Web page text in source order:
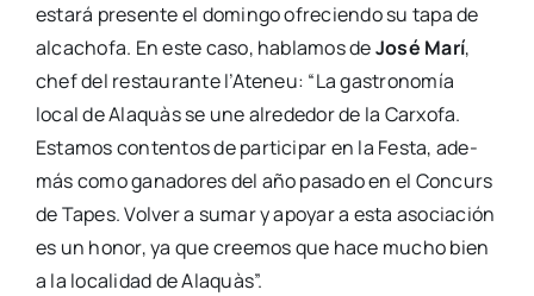
esta­rá pre­sen­te el domin­go ofre­cien­do su tapa de
alca­cho­fa. En este caso, habla­mos deJosé Marí,
chef del res­tau­ran­te l’Ateneu: “La gas­tro­no­mía
local de Ala­quàs se une alre­de­dor de la Car­xo­fa.
Esta­mos con­ten­tos de par­ti­ci­par en la Fes­ta, ade­
más como gana­do­res del año pasa­do en el Con­curs
de Tapes. Vol­ver a sumar y apo­yar a esta aso­cia­ción
es un honor, ya que cree­mos que hace mucho bien
a la loca­li­dad de Ala­quàs”.